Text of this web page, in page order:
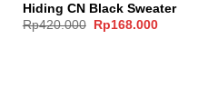
Hiding CN Black Sweater
Rp420.000
Original
price
Rp168.000Current